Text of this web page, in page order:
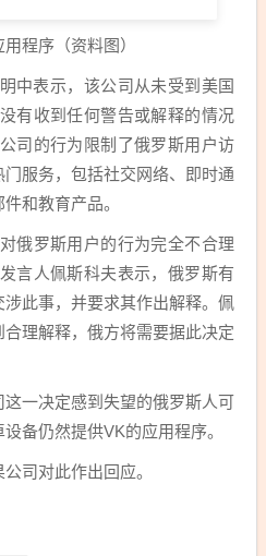
程序（资料图）
中表示，该公司从未受到美国
有收到任何警告或解释的情况
司的行为限制了俄罗斯用户访
服务，包括社交网络、即时通
和教育产品。
俄罗斯用户的行为完全不合理
发言人佩斯科夫表示，俄罗斯有
此事，并要求其作出解释。佩
理解释，俄方将需要据此决定
一决定感到失望的俄罗斯人可
备仍然提供VK的应用程序。
司对此作出回应。